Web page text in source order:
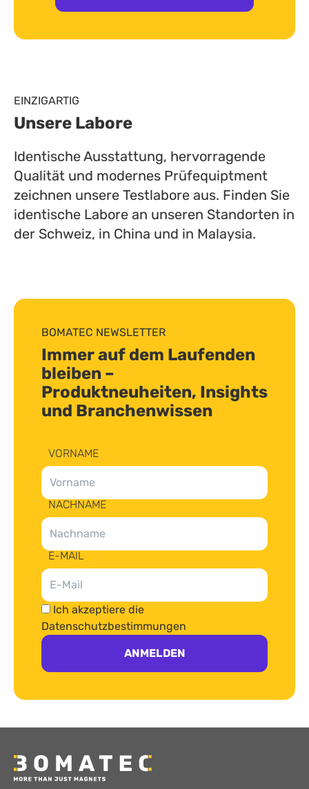
EINZIGARTIG
Unsere Labore
Identische Ausstattung, hervorragende
Qualität und modernes Prüfequiptment
zeichnen unsere Testlabore aus. Finden Sie
identische Labore an unseren Standorten in
der Schweiz, in China und in Malaysia.
BOMATEC NEWSLETTER
Immer auf dem Laufenden
bleiben –
Produktneuheiten, Insights
und Branchenwissen
VORNAME
NACHNAME
E-MAIL
Ich akzeptiere die
Datenschutzbestimmungen
ANMELDEN